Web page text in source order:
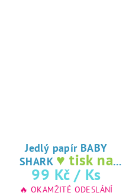
Jedlý papír BABY
SHARK ♥ tisk na
jedlý papír
99 Kč / Ks
🔥 OKAMŽITÉ ODESLÁNÍ